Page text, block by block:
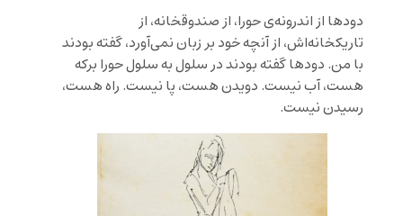
دودها از اندرونه‌ی حورا، از صندوقخانه، از
تاریکخانه‌اش، از آنچه خود بر زبان نمی‌آورد، گفته بودند
با من. دودها گفته بودند در سلول ‌به ‌سلول حورا برکه
هست، آب نیست. دویدن هست، پا نیست. راه هست،
رسیدن نیست.